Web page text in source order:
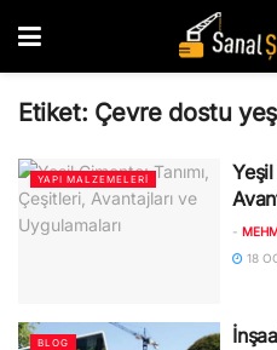
Etiket: Çevre dostu
YAPI MALZEMELERI
-
18
BLOG